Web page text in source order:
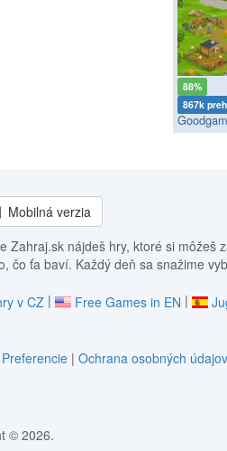
88%
867k
Mobilná verzia
Zahraj.sk nájdeš hry, ktoré si môžeš
čo ťa baví. Každý deň sa snažime
v CZ | Free Games in EN |
Preferencie | Ochrana osobných údajov
© 2026.